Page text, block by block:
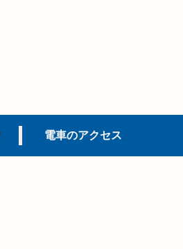
電車のアクセス